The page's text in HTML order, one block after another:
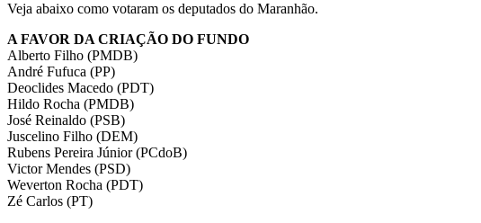
Veja abaixo como votaram os deputados do Maranhão.
A FAVOR DA CRIAÇÃO DO FUNDO
Alberto Filho (PMDB)
André Fufuca (PP)
Deoclides Macedo (PDT)
Hildo Rocha (PMDB)
José Reinaldo (PSB)
Juscelino Filho (DEM)
Rubens Pereira Júnior (PCdoB)
Victor Mendes (PSD)
Weverton Rocha (PDT)
Zé Carlos (PT)